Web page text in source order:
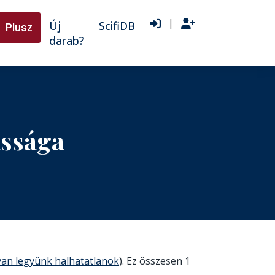
Plusz
Új
darab?
ScifiDB |
legyünk halhatatlanok). Ez összesen 1